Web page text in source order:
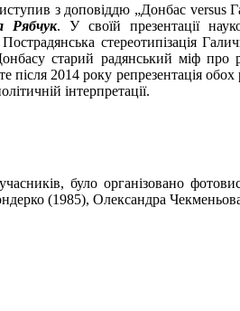
з доповіддю „Донбас versus
Рябчук. У своїй презентації
стереотипізація
старий радянський міф про
після 2014 року репрезентація
інтерпретації.
було організовано
(1985), Олександра